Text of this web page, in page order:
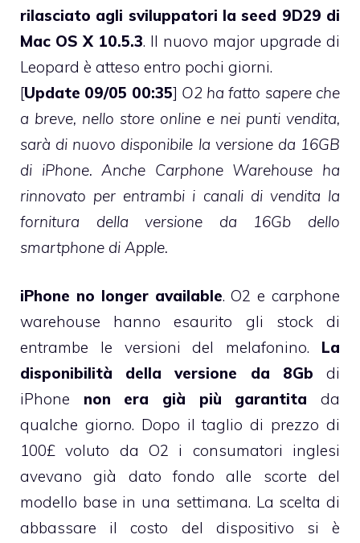
rilasciato agli sviluppatori la seed 9D29 di
Mac OS X 10.5.3. Il nuovo major upgrade di
Leopard è atteso entro pochi giorni.
[Update 09/05 00:35] O2 ha fatto sapere che
a breve, nello store online e nei punti vendita,
sarà di nuovo disponibile la versione da 16GB
di iPhone. Anche Carphone Warehouse ha
rinnovato per entrambi i canali di vendita la
fornitura della versione da 16Gb dello
smartphone di Apple.
iPhone no longer available. O2 e carphone
warehouse hanno esaurito gli stock di
entrambe le versioni del melafonino. La
disponibilità della versione da 8Gb di
iPhone non era già più garantita da
qualche giorno. Dopo il taglio di prezzo di
100£ voluto da O2 i consumatori inglesi
avevano già dato fondo alle scorte del
modello base in una settimana. La scelta di
abbassare il costo del dispositivo si è